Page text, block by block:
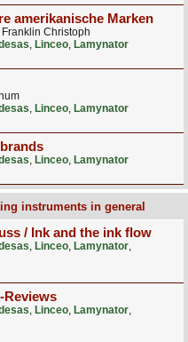
amerikanische Marken
Christoph
, Linceo, Lamynator
, Linceo, Lamynator
, Linceo, Lamynator
instruments in general
/ Ink and the ink flow
, Linceo, Lamynator,
Reviews
, Linceo, Lamynator,